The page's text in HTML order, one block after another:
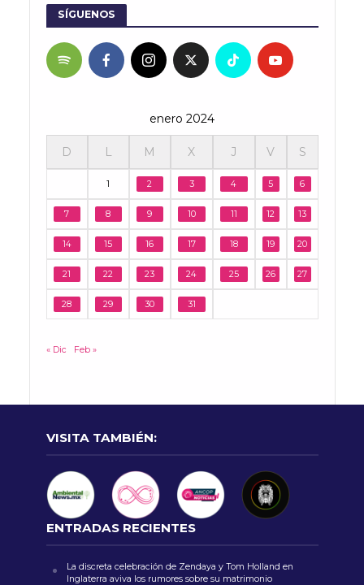
SÍGUENOS
enero 2024
D L M X J V S
1 2 3 4 5 6
7 8 9 10 11 12 13
14 15 16 17 18 19 20
21 22 23 24 25 26 27
28 29 30 31
« Dic Feb »
VISITA TAMBIÉN:
ENTRADAS RECIENTES
La discreta celebración de Zendaya y Tom Holland en
Inglaterra aviva los rumores sobre su matrimonio